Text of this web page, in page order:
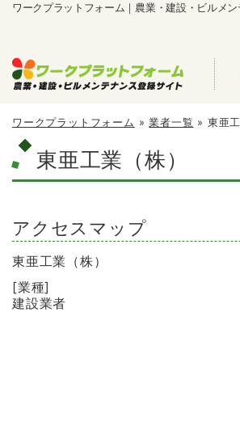
ワークプラットフォーム｜農業・建設・ビルメ
ワークプラットフォーム »業者一覧 » 東亜
東亜工業（株）
アクセスマップ
東亜工業（株）
[業種]
建設業者